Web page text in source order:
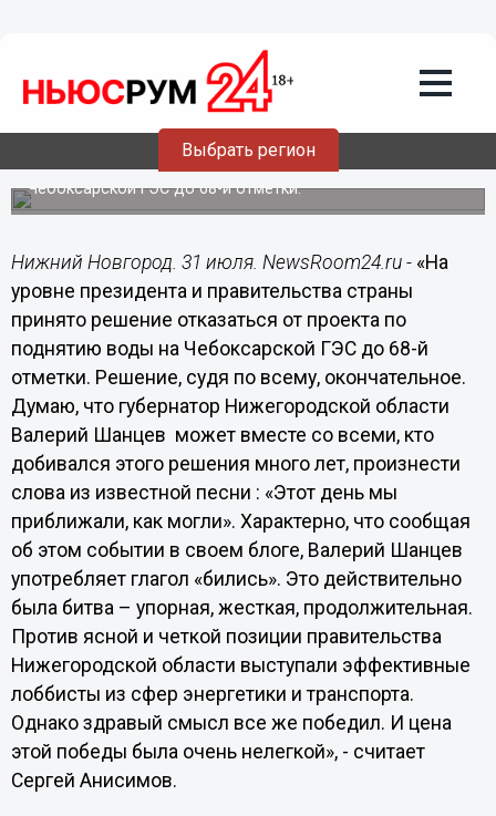
Выбрать регион
перевешивает и строительство метро,
и цирк, и Борский мост вместе взятые
- Анисимов
Политический обозреватель Сергей Анисимов
прокомментировал решение президента РФ Владимира
Путина об отказе от проекта по поднятию уровня воды в
Чебоксарской ГЭС до 68-й отметки.
Нижний Новгород. 31 июля. NewsRoom24.ru - «На
уровне президента и правительства страны
принято решение отказаться от проекта по
поднятию воды на Чебоксарской ГЭС до 68-й
отметки. Решение, судя по всему, окончательное.
Думаю, что губернатор Нижегородской области
Валерий Шанцев может вместе со всеми, кто
добивался этого решения много лет, произнести
слова из известной песни : «Этот день мы
приближали, как могли». Характерно, что сообщая
об этом событии в своем блоге, Валерий Шанцев
употребляет глагол «бились». Это действительно
была битва – упорная, жесткая, продолжительная.
Против ясной и четкой позиции правительства
Нижегородской области выступали эффективные
лоббисты из сфер энергетики и транспорта.
Однако здравый смысл все же победил. И цена
этой победы была очень нелегкой», - считает
Сергей Анисимов.